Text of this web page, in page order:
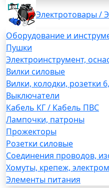
Электротовары /
Оборудование и
Пушки
Электроинструмент,
Вилки силовые
Вилки, колодки, розетки
Выключатели
Кабель КГ / Кабель ПВС
Лампочки, патроны
Прожекторы
Розетки силовые
Соединения проводов,
Хомуты, крепеж,
Элементы питания